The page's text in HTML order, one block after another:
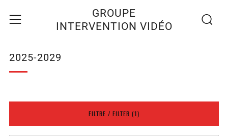
GROUPE
INTERVENTION VIDÉO
Menu
2025-2029
FILTRE / FILTER (1)